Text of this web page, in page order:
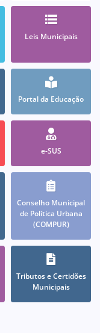
Leis Municipais
Portal da Educação
e-SUS
Conselho Municipal
de Política Urbana
(COMPUR)
Tributos e Certidões
Municipais